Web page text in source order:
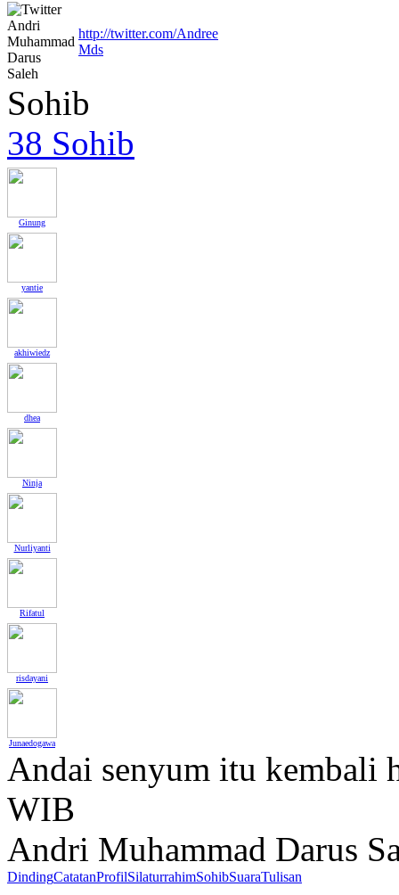
http://twitter.com/Andree
Mds
Sohib
38 Sohib
Ginung
yantie
akhiwiedz
dhea
Ninja
Nurliyanti
Rifatul
risdayani
Junaedogawa
Andai senyum itu kembali
WIB
Andri Muhammad Darus
DindingCatatanProfilSilaturrahimSohibSuaraTulisan